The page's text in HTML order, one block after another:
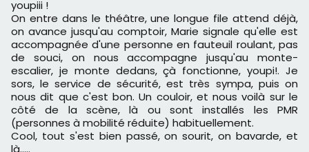
youpiii !
On entre dans le théâtre, une longue file attend déjà,
on avance jusqu'au comptoir, Marie signale qu'elle est
accompagnée d'une personne en fauteuil roulant, pas
de souci, on nous accompagne jusqu'au monte-
escalier, je monte dedans, çà fonctionne, youpi!. Je
sors, le service de sécurité, est très sympa, puis on
nous dit que c'est bon. Un couloir, et nous voilà sur le
côté de la scène, là ou sont installés les PMR
(personnes à mobilité réduite) habituellement.
Cool, tout s'est bien passé, on sourit, on bavarde, et
là.....